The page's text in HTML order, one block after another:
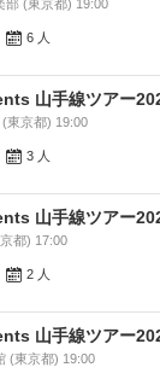
部 (東京都) 19:00
6 人
山手線ツアー
東京都) 19:00
3 人
山手線ツアー
都) 17:00
2 人
山手線ツアー
(東京都) 19:00